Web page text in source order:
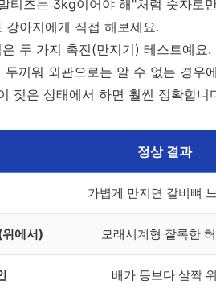
티즈는 3kg이어야 해"처럼 숫자로
강아지에게 직접 해보세요.
두 가지 촉진(만지기) 테스트예요
두꺼워 외관으로는 알 수 없는 경우
젖은 상태에서 하면 훨씬 정확합니
정상 결과
가볍게 만지면 갈비뼈
에서) 모래시계형 잘록한
배가 등보다 살짝 위